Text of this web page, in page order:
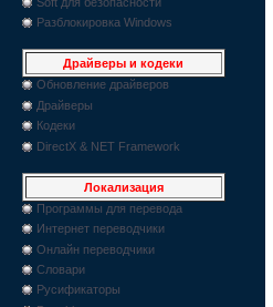
Разблокировка Windows
Драйверы и кодеки
Обновление драйверов
Драйверы
Кодеки
DirectX & NET Framework
Локализация
Программы для перевода
Интернет переводчики
Онлайн переводчики
Словари
Русификаторы